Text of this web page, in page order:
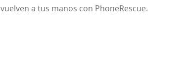
vuelven a tus manos con PhoneRescue.